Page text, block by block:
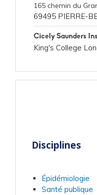
165 chemin du
69495 PIERRE-
Cicely Saunders
King's College
Disciplines
Épidémiologie
Santé publique